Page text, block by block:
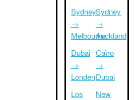
Sydney
→
Melbourne
Dubai
→
Londen
Los
Sydney
→
Auckland
Caïro
→
Dubai
New